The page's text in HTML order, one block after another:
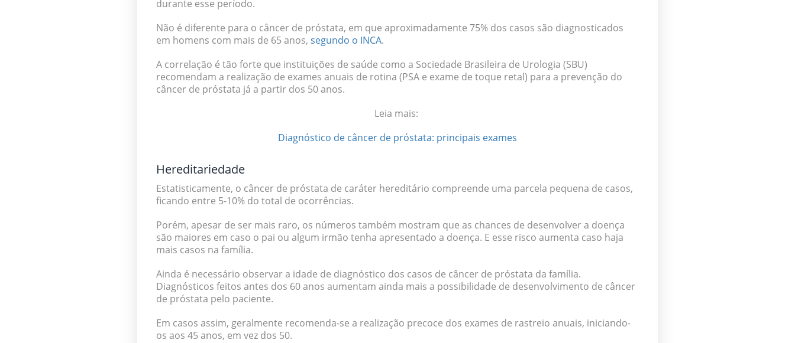
durante esse período.
Não é diferente para o câncer de próstata, em que aproximadamente 75% dos casos são diagnosticados
em homens com mais de 65 anos, segundo o INCA.
A correlação é tão forte que instituições de saúde como a Sociedade Brasileira de Urologia (SBU)
recomendam a realização de exames anuais de rotina (PSA e exame de toque retal) para a prevenção do
câncer de próstata já a partir dos 50 anos.
Leia mais:
Diagnóstico de câncer de próstata: principais exames
Hereditariedade
Estatisticamente, o câncer de próstata de caráter hereditário compreende uma parcela pequena de casos,
ficando entre 5-10% do total de ocorrências.
Porém, apesar de ser mais raro, os números também mostram que as chances de desenvolver a doença
são maiores em caso o pai ou algum irmão tenha apresentado a doença. E esse risco aumenta caso haja
mais casos na família.
Ainda é necessário observar a idade de diagnóstico dos casos de câncer de próstata da família.
Diagnósticos feitos antes dos 60 anos aumentam ainda mais a possibilidade de desenvolvimento de câncer
de próstata pelo paciente.
Em casos assim, geralmente recomenda-se a realização precoce dos exames de rastreio anuais, iniciando-
os aos 45 anos, em vez dos 50.